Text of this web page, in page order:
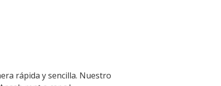
rápida y sencilla. Nuestro